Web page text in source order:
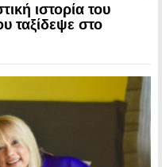
ιστορία του
ταξίδεψε στο